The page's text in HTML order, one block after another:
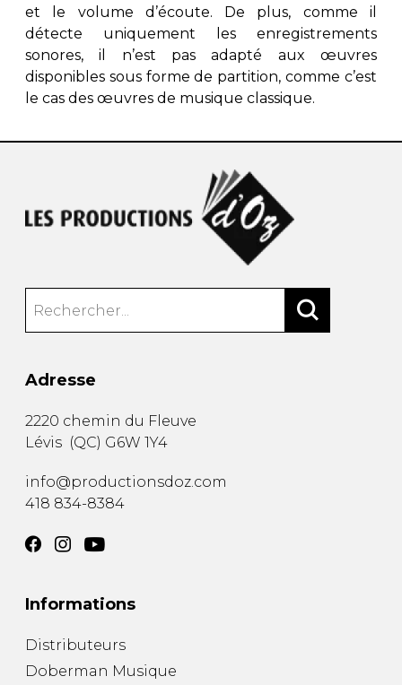
et le volume d’écoute. De plus, comme il
détecte uniquement les enregistrements
sonores, il n’est pas adapté aux œuvres
disponibles sous forme de partition, comme c’est
le cas des œuvres de musique classique.
Adresse
2220 chemin du Fleuve
Lévis (QC) G6W 1Y4
info@productionsdoz.com
418 834-8384
Informations
Distributeurs
Doberman Musique